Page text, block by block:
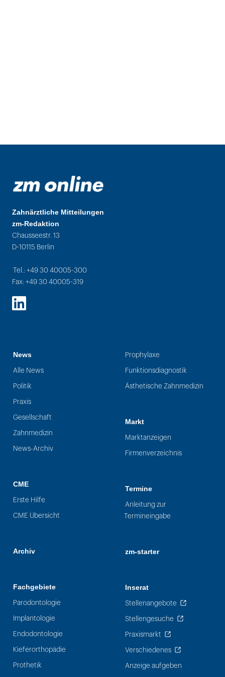
Zahnärztliche Mitteilungen
zm-Redaktion
Chausseestr. 13
D-10115 Berlin
Tel.: +49 30 40005-300
Fax: +49 30 40005-319
LinkedIn
News
Alle News
Politik
Praxis
Gesellschaft
Zahnmedizin
News-Archiv
CME
Erste Hilfe
CME Übersicht
Archiv
Fachgebiete
Parodontologie
Implantologie
Endodontologie
Kieferorthopädie
Prothetik
Prophylaxe
Funktionsdiagnostik
Ästhetische Zahnmedizin
Markt
Marktanzeigen
Firmenverzeichnis
Termine
Anleitung zur
Termineingabe
zm-starter
Inserat
Stellenangebote
Stellengesuche
Praxismarkt
Verschiedenes
Anzeige aufgeben